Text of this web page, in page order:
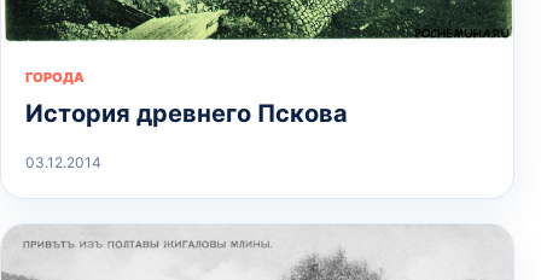
ГОРОДА
История древнего Пскова
03.12.2014